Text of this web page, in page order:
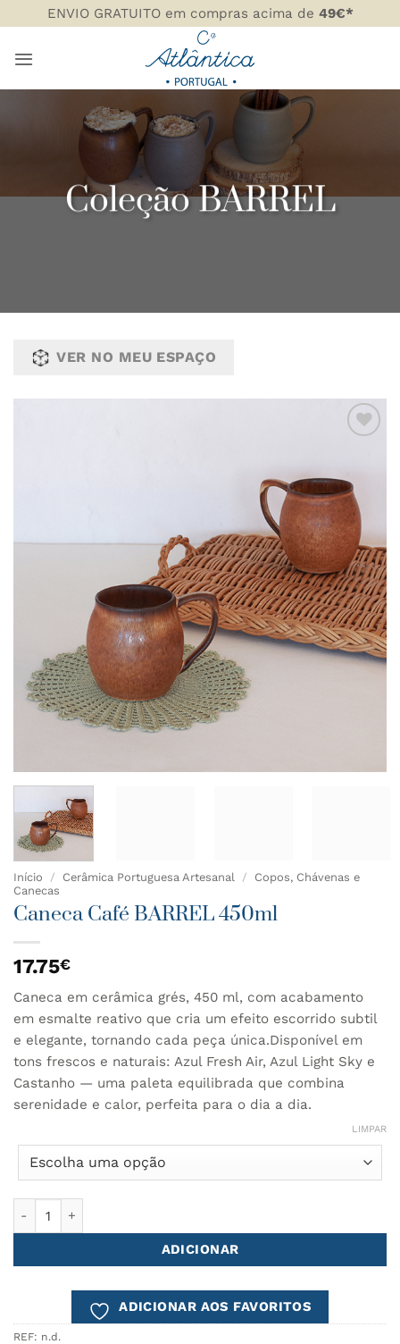
to
content
ENVIO GRATUITO em compras acima de 49€*
Coleção BARREL
VER NO MEU ESPAÇO
FAVORITOS
Início / Cerâmica Portuguesa Artesanal /
Copos, Chávenas e
Canecas
Caneca Café BARREL 450ml
17.75€
Caneca em cerâmica grés, 450 ml, com acabamento
em esmalte reativo que cria um efeito escorrido subtil
e elegante, tornando cada peça única.Disponível em
tons frescos e naturais: Azul Fresh Air, Azul Light Sky e
Castanho — uma paleta equilibrada que combina
serenidade e calor, perfeita para o dia a dia.
LIMPAR
ADICIONAR
ADICIONAR AOS FAVORITOS
REF: n.d.